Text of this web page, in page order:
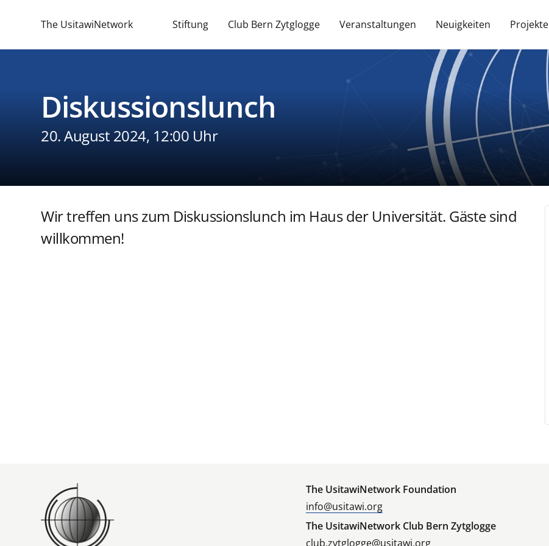
The UsitawiNetwork Stiftung Club Bern Zytglogge Veranstaltungen Neuigkeiten Projekte
Diskussionslunch
20. August 2024, 12:00 Uhr
Wir treffen uns zum Diskussionslunch im Haus der Universität. Gäste sind
willkommen!
The UsitawiNetwork Foundation
info@usitawi.org
The UsitawiNetwork Club Bern Zytglogge
club.zytglogge@usitawi.org